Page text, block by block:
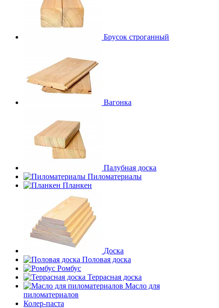
Брусок строганный
Вагонка
Палубная доска
Пиломатериалы
Планкен
Доска
Половая доска
Ромбус
Террасная доска
Масло для
пиломатериалов
Колер-паста